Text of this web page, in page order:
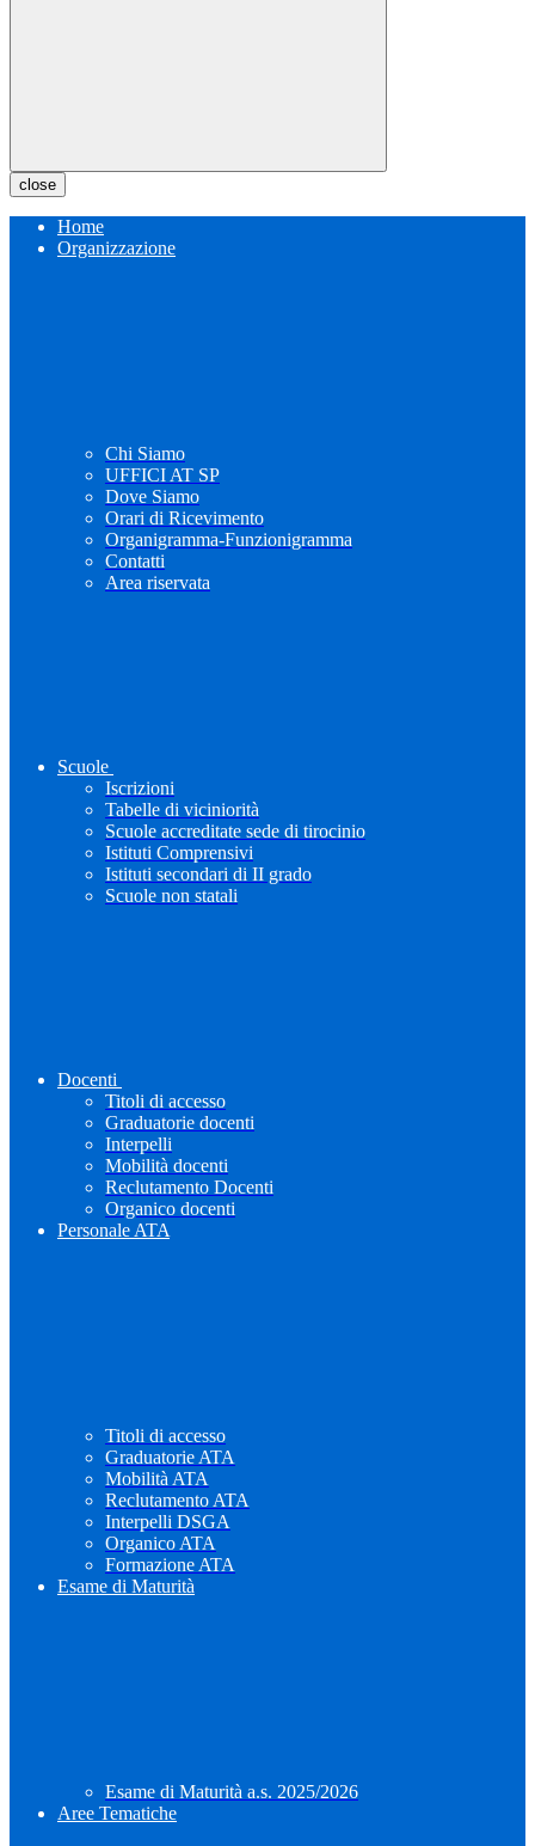
close
Home
Organizzazione
Chi Siamo
UFFICI AT SP
Dove Siamo
Orari di Ricevimento
Organigramma-Funzionigramma
Contatti
Area riservata
Scuole
Iscrizioni
Tabelle di viciniorità
Scuole accreditate sede di tirocinio
Istituti Comprensivi
Istituti secondari di II grado
Scuole non statali
Docenti
Titoli di accesso
Graduatorie docenti
Interpelli
Mobilità docenti
Reclutamento Docenti
Organico docenti
Personale ATA
Titoli di accesso
Graduatorie ATA
Mobilità ATA
Reclutamento ATA
Interpelli DSGA
Organico ATA
Formazione ATA
Esame di Maturità
Esame di Maturità a.s. 2025/2026
Aree Tematiche